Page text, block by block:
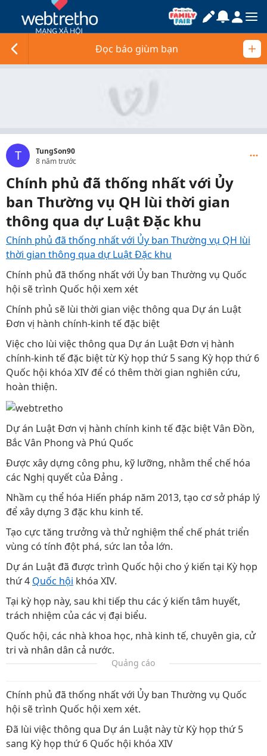
Đọc báo giùm bạn
T
TungSon90
8 năm trước
Chính phủ đã thống nhất với Ủy
ban Thường vụ QH lùi thời gian
thông qua dự Luật Đặc khu
Chính phủ đã thống nhất với Ủy ban Thường vụ QH lùi
thời gian thông qua dự Luật Đặc khu
Chính phủ đã thống nhất với Ủy ban Thường vụ Quốc
hội sẽ trình Quốc hội xem xét
Chính phủ sẽ lùi thời gian việc thông qua Dự án Luật
Đơn vị hành chính-kinh tế đặc biệt
Việc cho lùi việc thông qua Dự án Luật Đơn vị hành
chính-kinh tế đặc biệt từ Kỳ họp thứ 5 sang Kỳ họp thứ 6
Quốc hội khóa XIV để có thêm thời gian nghiên cứu,
hoàn thiện.
Dự án Luật Đơn vị hành chính kinh tế đặc biệt Vân Đồn,
Bắc Vân Phong và Phú Quốc
Được xây dựng công phu, kỹ lưỡng, nhằm thể chế hóa
các Nghị quyết của Đảng .
Nhầm cụ thể hóa Hiến pháp năm 2013, tạo cơ sở pháp lý
để xây dựng 3 đặc khu kinh tế.
Tạo cực tăng trưởng và thử nghiệm thể chế phát triển
vùng có tính đột phá, sức lan tỏa lớn.
Dự án Luật đã được trình Quốc hội cho ý kiến tại Kỳ họp
thứ 4 Quốc hội khóa XIV.
Tại kỳ họp này, sau khi tiếp thu các ý kiến tâm huyết,
trách nhiệm của các vị đại biểu.
Quốc hội, các nhà khoa học, nhà kinh tế, chuyên gia, cử
tri và nhân dân cả nước.
Quảng cáo
Chính phủ đã thống nhất với Ủy ban Thường vụ Quốc
hội sẽ trình Quốc hội xem xét.
Đã lùi việc thông qua Dự án Luật này từ Kỳ họp thứ 5
sang Kỳ họp thứ 6 Quốc hội khóa XIV